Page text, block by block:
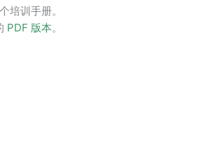
培训手册。
PDF 版本。